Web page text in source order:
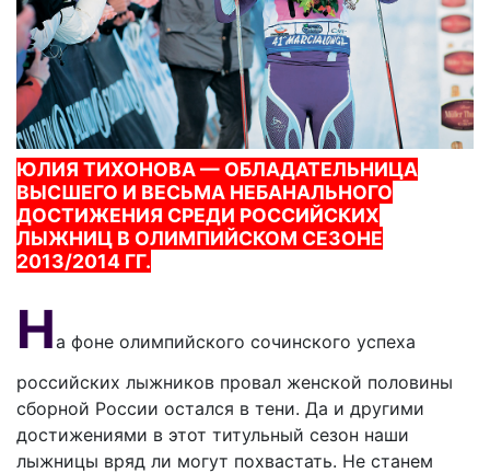
ЮЛИЯ ТИХОНОВА — ОБЛАДАТЕЛЬНИЦА
ВЫСШЕГО И ВЕСЬМА НЕБАНАЛЬНОГО
ДОСТИЖЕНИЯ СРЕДИ РОССИЙСКИХ
ЛЫЖНИЦ В ОЛИМПИЙСКОМ СЕЗОНЕ
2013/2014 ГГ.
На фоне олимпийского сочинского успеха
российских лыжников провал женской половины
сборной России остался в тени. Да и другими
достижениями в этот титульный сезон наши
лыжницы вряд ли могут похвастать. Не станем